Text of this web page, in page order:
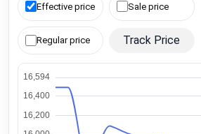
Effective price Sale price
Regular price Track Price